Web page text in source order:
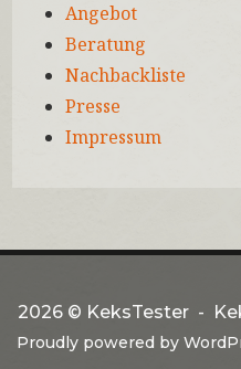
Angebot
Beratung
Nachbackliste
Presse
Impressum
2026 © KeksTester
Proudly powered by